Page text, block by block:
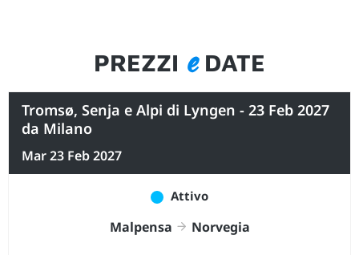
PREZZI eDATE
Tromsø, Senja e Alpi di Lyngen - 23 Feb 2027
da Milano
Mar 23 Feb 2027
Attivo
Malpensa Norvegia